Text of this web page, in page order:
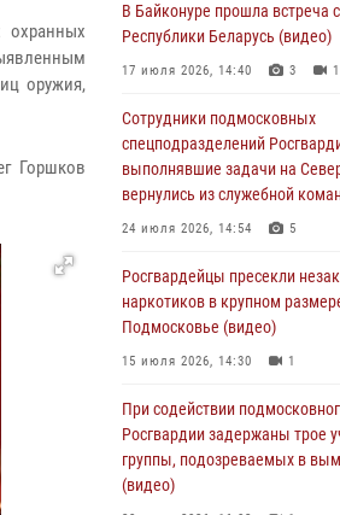
охранных
оружия,
Горшков
Росгвардейцы задержали
подозреваемого в стрельбе в
06 августа 2026, 14:35 1
Росгвардейцы провели «Урок
для детей в Подмосковье
05 августа 2026, 15:52
При содействии
Росгвардии задержаны
организации незаконной
05 августа 2026, 15:48 1
Сотрудники
подмосковного главка
В Байконуре прошла встреча
Республики Беларусь (видео)
17 июля 2026, 14:40 3 1
Сотрудники подмосковных
спецподразделений
выполнявшие задачи на
вернулись из служебной
24 июля 2026, 14:54 5
Росгвардейцы пресекли
наркотиков в крупном
Подмосковье (видео)
15 июля 2026, 14:30 1
При содействии
Росгвардии задержаны трое
группы, подозреваемых в
(видео)